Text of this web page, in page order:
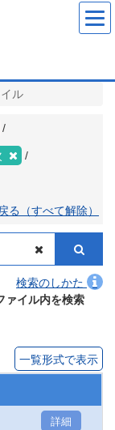
ル
る（すべて解除）
検索のしかた
ァイル内を検索
一覧形式で表示
詳細